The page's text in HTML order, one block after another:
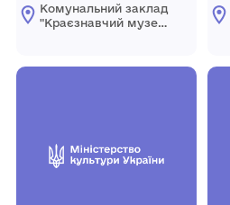
Комунальний заклад
"Краєзнавчий музей